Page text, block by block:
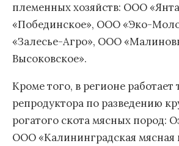
племенных хозяйств: ООО
«Побединское», ООО «Эко-
«Залесье-Агро», ООО
Высоковское».
Кроме того, в регионе
репродуктора по разведению
рогатого скота мясных пород:
ООО «Калининградская